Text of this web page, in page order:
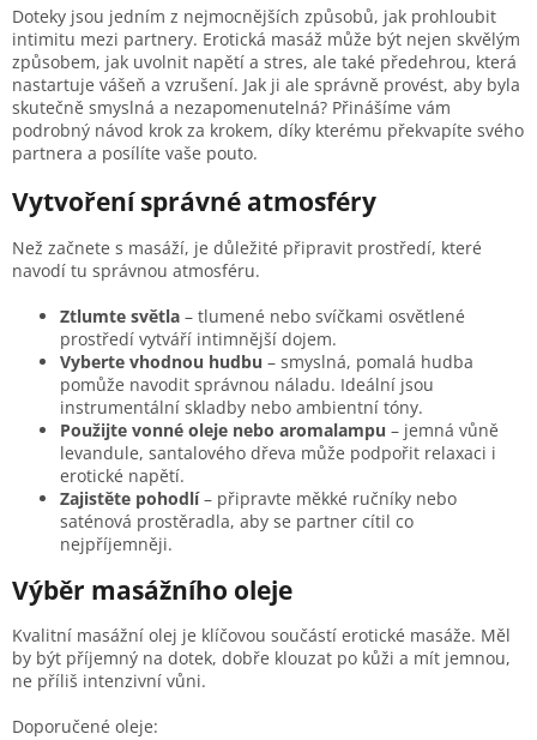
Doteky jsou jedním z nejmocnějších způsobů, jak prohloubit
intimitu mezi partnery. Erotická masáž může být nejen skvělým
způsobem, jak uvolnit napětí a stres, ale také předehrou, která
nastartuje vášeň a vzrušení. Jak ji ale správně provést, aby byla
skutečně smyslná a nezapomenutelná? Přinášíme vám
podrobný návod krok za krokem, díky kterému překvapíte svého
partnera a posílíte vaše pouto.
Vytvoření správné atmosféry
Než začnete s masáží, je důležité připravit prostředí, které
navodí tu správnou atmosféru.
Ztlumte světla – tlumené nebo svíčkami osvětlené
prostředí vytváří intimnější dojem.
Vyberte vhodnou hudbu – smyslná, pomalá hudba
pomůže navodit správnou náladu. Ideální jsou
instrumentální skladby nebo ambientní tóny.
Použijte vonné oleje nebo aromalampu – jemná vůně
levandule, santalového dřeva může podpořit relaxaci i
erotické napětí.
Zajistěte pohodlí– připravte měkké ručníky nebo
saténová prostěradla, aby se partner cítil co
nejpříjemněji.
Výběr masážního oleje
Kvalitní masážní olej je klíčovou součástí erotické masáže. Měl
by být příjemný na dotek, dobře klouzat po kůži a mít jemnou,
ne příliš intenzivní vůni.
Doporučené oleje: